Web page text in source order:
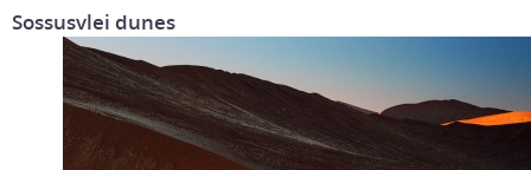
Sossusvlei dunes